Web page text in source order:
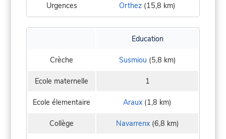
Urgences Orthez (15,8 km)
Education
Crèche Susmiou (5,8 km)
Ecole maternelle 1
Ecole élementaire Araux (1,8 km)
Collège Navarrenx(6,8 km)